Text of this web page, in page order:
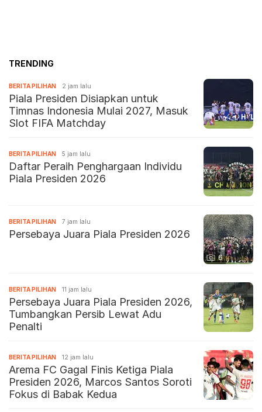
TRENDING
BERITA PILIHAN 2 jam lalu
Piala Presiden Disiapkan untuk
Timnas Indonesia Mulai 2027, Masuk
Slot FIFA Matchday
BERITA PILIHAN 5 jam lalu
Daftar Peraih Penghargaan Individu
Piala Presiden 2026
6
BERITA PILIHAN 7 jam lalu
Persebaya Juara Piala Presiden 2026
BERITA PILIHAN 11 jam lalu
Persebaya Juara Piala Presiden 2026,
Tumbangkan Persib Lewat Adu
Penalti
BERITA PILIHAN 12 jam lalu
Arema FC Gagal Finis Ketiga Piala
Presiden 2026, Marcos Santos Soroti
Fokus di Babak Kedua